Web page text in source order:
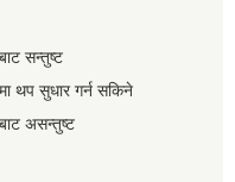
सन्तुष्ट
थप सुधार गर्न सकिने
असन्तुष्ट